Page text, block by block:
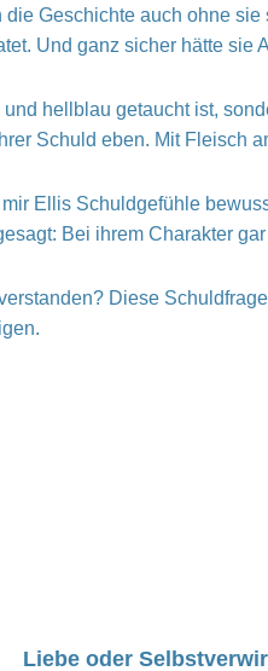
Geschichte auch ohne
Und ganz sicher hätte sie
hellblau getaucht ist,
Schuld eben. Mit Fleisch
Ellis Schuldgefühle
Bei ihrem Charakter
Diese
Liebe oder